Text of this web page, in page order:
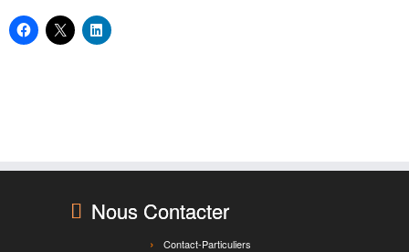
Nous Contacter
Contact-Particuliers